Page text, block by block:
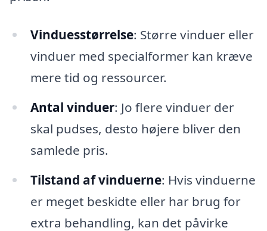
Vinduesstørrelse: Større vinduer eller
vinduer med specialformer kan kræve
mere tid og ressourcer.
Antal vinduer: Jo flere vinduer der
skal pudses, desto højere bliver den
samlede pris.
Tilstand af vinduerne: Hvis vinduerne
er meget beskidte eller har brug for
extra behandling, kan det påvirke